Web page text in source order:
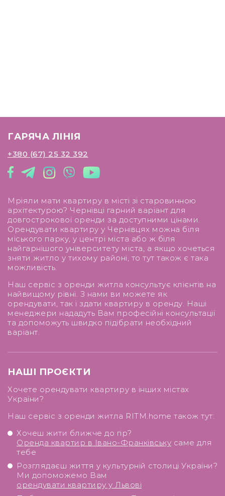
ГАРЯЧА ЛІНІЯ
+380 (67) 25 32 392
Мріяли мати квартиру в місті зі старовинною
архітектурою? Чернівці гарний варіант для
довгострокової оренди за доступними цінами.
Орендувати квартиру у Чернівцях можна біля
міського парку, у центрі міста або ж біля
найгарнішого університету міста, а якщо хочеться
зняти житло у тихому районі, то тут також є така
можливість.
Наш сервіс з оренди житла консультує клієнтів на
найвищому рівні. З нами ви можете як
орендувати, так і здати квартиру в оренду. Наші
менеджери нададуть Вам професійні консультації
та допоможуть швидко підібрати необхідний
варіант.
НАШІ ПРОЄКТИ
Хочете орендувати квартиру в інших містах
України?
Наш сервіс з оренди житла RITM.home також тут:
Хочеш жити ближче до гір?
Оренда квартир в Івано-Франківську саме для
тебе
Розглядаєш життя у культурній столиці України?
Ми допоможемо Вам
орендувати квартиру у Львові